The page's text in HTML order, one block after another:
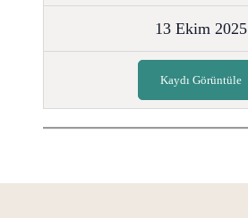
13 Ekim 2025
Kaydı Görüntüle